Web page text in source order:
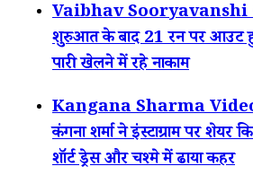
Vaibhav Sooryavanshi
शुरुआत के बाद 21 रन पर आउट
पारी खेलने में रहे नाकाम
Kangana Sharma Video:
कंगना शर्मा ने इंस्टाग्राम पर शेयर
शॉर्ट ड्रेस और चश्मे में ढाया कहर